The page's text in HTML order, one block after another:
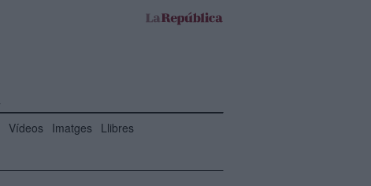
Vídeos Imatges Llibres